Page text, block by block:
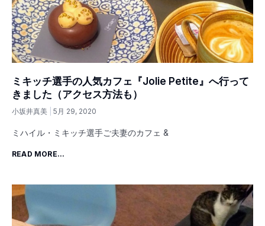
ミキッチ選手の人気カフェ『Jolie Petite』へ行って
きました（アクセス方法も）
小坂井真美 5月 29, 2020
ミハイル・ミキッチ選手ご夫妻のカフェ &
READ MORE...